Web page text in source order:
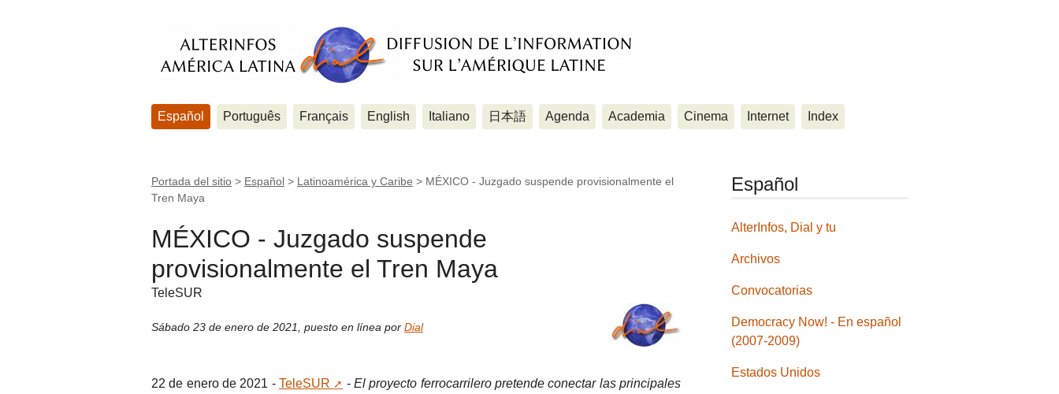
Español Português Français English Italiano 日本語 Agenda Academia Cinema Internet Index
Portada del sitio > Español > Latinoamérica y Caribe > MÉXICO - Juzgado suspende provisionalmente el
Tren Maya
MÉXICO - Juzgado suspende
provisionalmente el Tren Maya
TeleSUR
Sábado 23 de enero de 2021 puesto en línea por Dial
22 de enero de 2021 - TeleSUR -El proyecto ferrocarrilero pretende conectar las principales
Español
AlterInfos, Dial y tu
Archivos
Convocatorias
Democracy Now! - En español
(2007-2009)
Estados Unidos